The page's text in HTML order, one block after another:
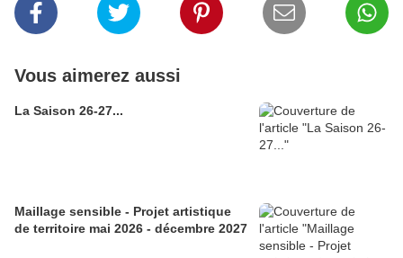
Vous aimerez aussi
La Saison 26-27...
Maillage sensible - Projet artistique
de territoire mai 2026 - décembre 2027